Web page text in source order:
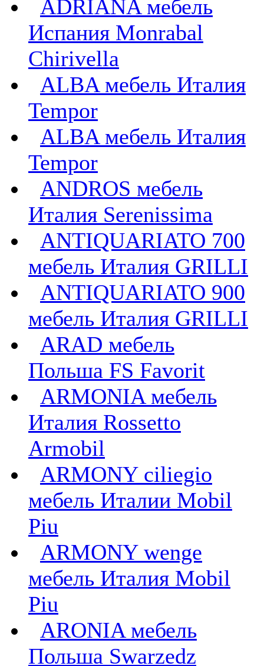
ADRIANA мебель
Испания Monrabal
Chirivella
ALBA мебель Италия
Tempor
ALBA мебель Италия
Tempor
ANDROS мебель
Италия Serenissima
ANTIQUARIATO 700
мебель Италия GRILLI
ANTIQUARIATO 900
мебель Италия GRILLI
ARAD мебель
Польша FS Favorit
ARMONIA мебель
Италия Rossetto
Armobil
ARMONY ciliegio
мебель Италии Mobil
Piu
ARMONY wenge
мебель Италия Mobil
Piu
ARONIA мебель
Польша Swarzedz